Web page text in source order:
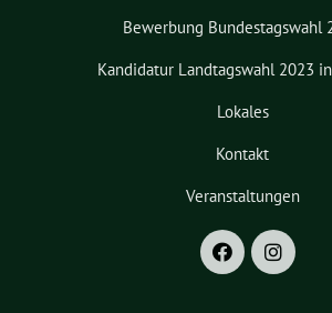
Bewerbung Bundestagswahl
Kandidatur Landtagswahl 2023
Lokales
Kontakt
Veranstaltungen